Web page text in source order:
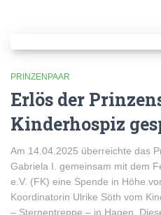
PRINZENPAAR
Erlös der
Kinderhospiz
Am 14.04.2025 überreichte das
Gabriela I. gemeinsam mit dem
e.V. (FK) eine Spende in Höhe
Koordinatorin Ulrike Söth vom
– Sternentreppe – in Hagen.